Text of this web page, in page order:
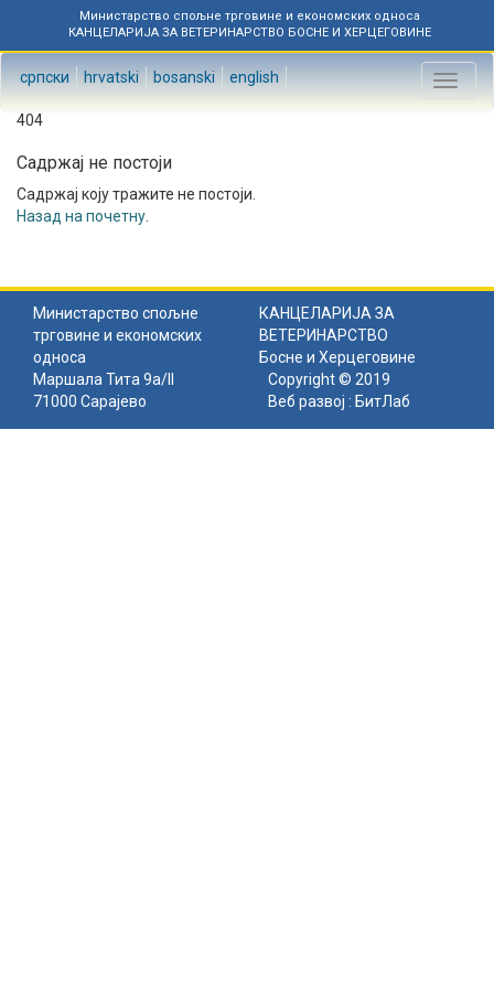
Министарство спољне трговине и економских односа
КАНЦЕЛАРИЈА ЗА ВЕТЕРИНАРСТВО БОСНЕ И ХЕРЦЕГОВИНЕ
српски hrvatski bosanski english
Toggle
404
Садржај не постоји
Садржај коју тражите не постоји.
Назад на почетну
Министарство спољне
трговине и економских
односа
КАНЦЕЛАРИЈА ЗА
ВЕТЕРИНАРСТВО
Босне и Херцеговине
Маршала Тита 9а/II
71000 Сарајево
Copyright © 2019
Веб развој : БитЛаб